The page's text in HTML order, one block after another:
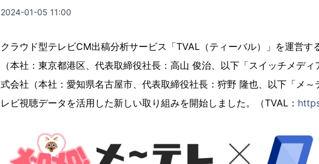
2024-01-05 11:00
クラウド型テレビCM出稿分析サービス「TVAL（ティーバル）」を運営す
（本社：東京都港区、代表取締役社長：高山 俊治、以下「スイッチメデ
式会社（本社：愛知県名古屋市、代表取締役社長：狩野 隆也、以下「メ
レビ視聴データを活用した新しい取り組みを開始しました。（TVAL：